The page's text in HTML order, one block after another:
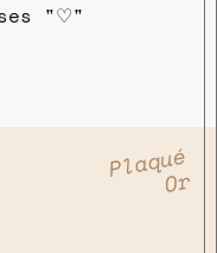
"♡"
Plaqué
Or